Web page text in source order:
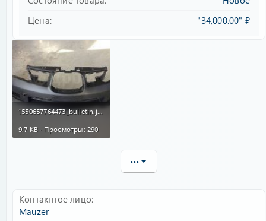
Цена
"34,000.00" ₽
1550657764473_bulletin.jpg
9.7 KB · Просмотры: 290
•••
Контактное лицо
Mauzer